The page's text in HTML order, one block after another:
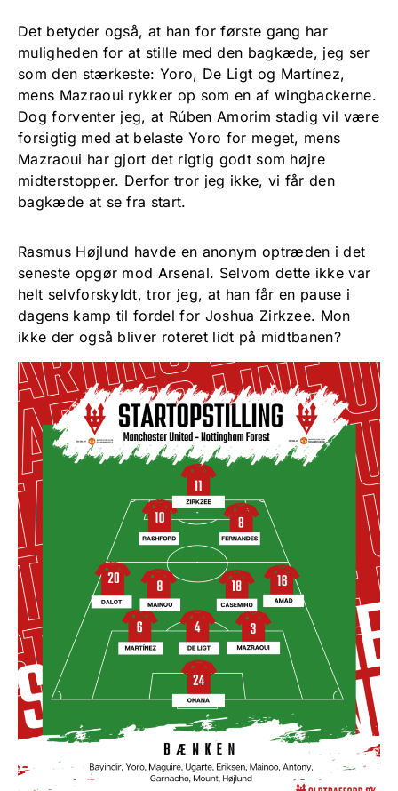
Det betyder også, at han for første gang har
muligheden for at stille med den bagkæde, jeg ser
som den stærkeste: Yoro, De Ligt og Martínez,
mens Mazraoui rykker op som en af wingbackerne.
Dog forventer jeg, at Rúben Amorim stadig vil være
forsigtig med at belaste Yoro for meget, mens
Mazraoui har gjort det rigtig godt som højre
midterstopper. Derfor tror jeg ikke, vi får den
bagkæde at se fra start.
Rasmus Højlund havde en anonym optræden i det
seneste opgør mod Arsenal. Selvom dette ikke var
helt selvforskyldt, tror jeg, at han får en pause i
dagens kamp til fordel for Joshua Zirkzee. Mon
ikke der også bliver roteret lidt på midtbanen?